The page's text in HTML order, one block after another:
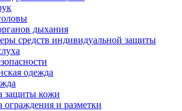
дыхания
средств индивидуальной защиты
одежда
защиты кожи
ограждения и разметки